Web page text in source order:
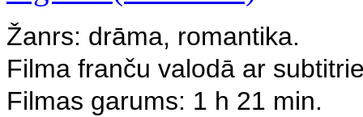
Žanrs: drāma, romantika.
Filma franču valodā ar
Filmas garums: 1 h 21 min.